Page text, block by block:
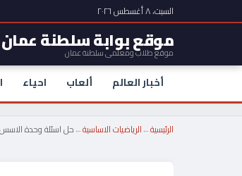
السبت، ٨ أغسطس ٢٠٢٦
موقع بوابة سلطنة عمان
موقع طلاب ومعلمي سلطنة عمان
أخبار العالم ألعاب احياء
الرئيسية←الرياضيات الاساسية←حل اسئلة وحدة الاسس